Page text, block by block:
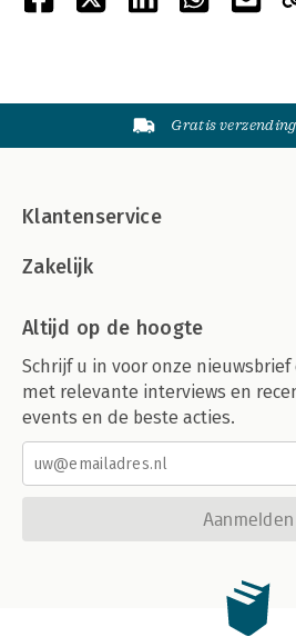
Gratis
Klantenservice
Zakelijk
Altijd op de hoogte
Schrijf u in voor onze
met relevante interviews en
events en de beste acties.
Aanmelden